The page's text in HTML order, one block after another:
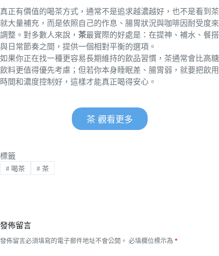
真正有價值的喝茶方式，通常不是追求越濃越好，也不是看到茶
就大量補充，而是依照自己的作息、腸胃狀況與咖啡因耐受度來
調整。對多數人來說， 茶最實際的好處是：在提神、補水、餐搭
與日常節奏之間，提供一個相對平衡的選項。
如果你正在找一種更容易長期維持的飲品習慣，茶通常會比高糖
飲料更值得優先考慮；但若你本身睡眠差、腸胃弱，就要把飲用
時間和濃度控制好，這樣才能真正喝得安心。
茶 觀看更多
標籤
#喝茶 #茶
發佈留言
發佈留言必須填寫的電子郵件地址不會公開。 必填欄位標示為 *